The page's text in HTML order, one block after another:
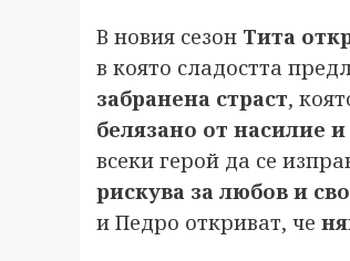
В новия сезон Тита
в която сладостта
забранена страст,
белязано от насилие
всеки герой да се
рискува за любов и
и Педро откриват, че